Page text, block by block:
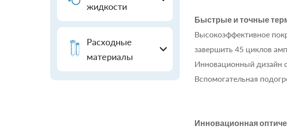
жидкости
Расходные
материалы
Быстрые и точные
Высокоэффективное
завершить 45 циклов
Инновационный дизайн
Вспомогательная
Инновационная